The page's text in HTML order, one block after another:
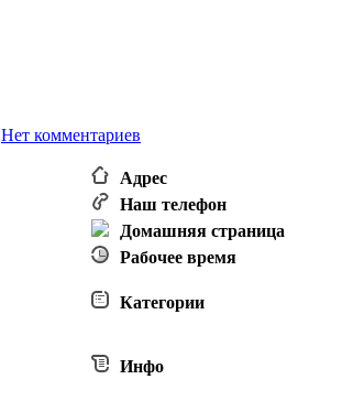
Нет комментариев
Адрес
Наш телефон
Домашняя страница
Рабочее время
Категории
Инфо